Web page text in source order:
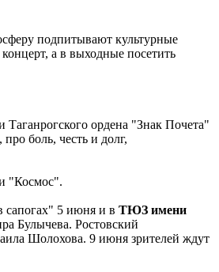
подпитывают культурные
а в выходные посетить
Таганрогского ордена "Знак Почета"
боль, честь и долг,
"Космос".
сапогах" 5 июня и в ТЮЗ имени
Булычева. Ростовский
Шолохова. 9 июня зрителей ждут